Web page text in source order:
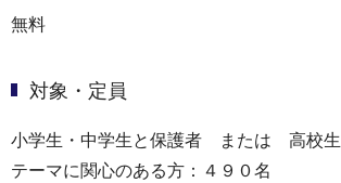
無料
対象・定員
小学生・中学生と保護者 または 高校生
テーマに関心のある方：４９０名